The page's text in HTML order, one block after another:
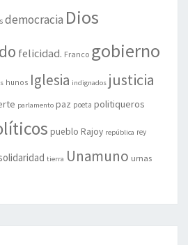
democracia Dios
felicidad. Franco gobierno
hunos Iglesia indignados justicia
parlamento paz poeta politiqueros
pueblo Rajoy república rey
tierra Unamuno urnas